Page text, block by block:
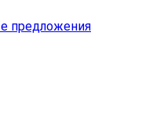
предложения